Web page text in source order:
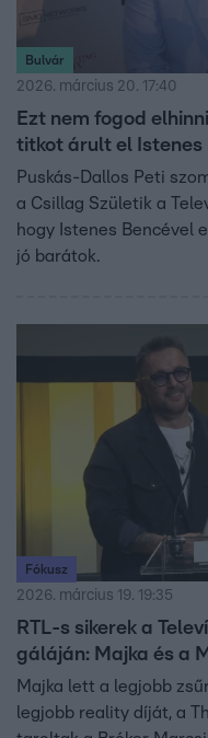
Bulvár
2026. március 20. 17:40
Ezt nem fogod
titkot árult el Istenes
Puskás-Dallos Peti
a Csillag Születik a
hogy Istenes Bencével
jó barátok.
Fókusz
2026. március 19. 19:35
RTL-s sikerek a
gáláján: Majka és a
Majka lett a legjobb
legjobb reality díját, a